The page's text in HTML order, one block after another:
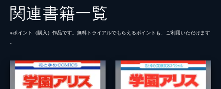
関連書籍一覧
※ポイント（購⼊）作品です。無料トライアルでもらえるポイントも、ご利⽤いただけます
。